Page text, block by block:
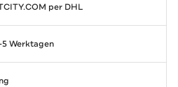
per DHL
Werktagen